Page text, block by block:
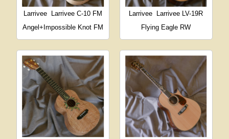
Larrivee
Larrivee C-10 FM
Angel+Impossible Knot FM
Larrivee
Larrivee LV-19R
Flying Eagle RW